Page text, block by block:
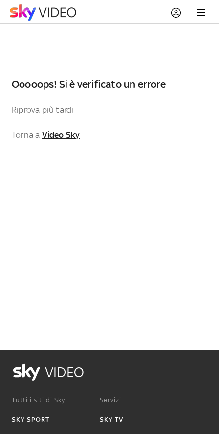
Ooooops! Si è verificato un errore
Riprova più tardi
Torna a Video Sky
VIDEO
Tutti i siti di Sky:
SKY SPORT
Servizi:
SKY TV